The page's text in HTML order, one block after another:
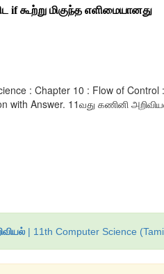
if கூற்று மிகுந்த எளிமையானது
: Chapter 10 : Flow of
with Answer. 11வது கணினி
| 11th Computer Science